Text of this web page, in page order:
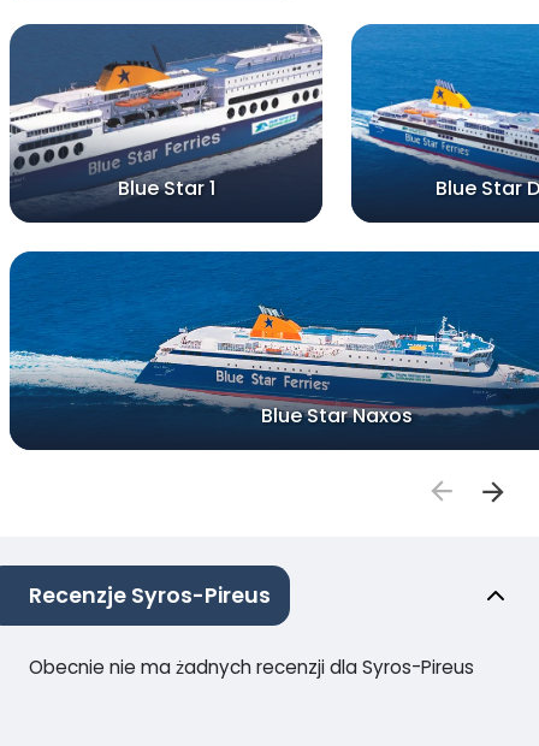
Blue Star 1 Blue Star
Blue Star Naxos
Recenzje Syros-Pireus
Obecnie nie ma żadnych recenzji dla Syros-Pireus